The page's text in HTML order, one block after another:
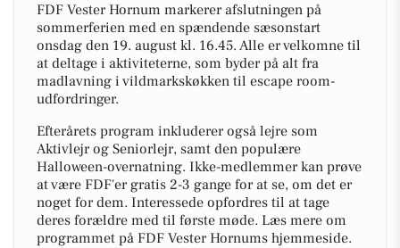
FDF Vester Hornum markerer afslutningen på
sommerferien med en spændende sæsonstart
onsdag den 19. august kl. 16.45. Alle er velkomne til
at deltage i aktiviteterne, som byder på alt fra
madlavning i vildmarkskøkken til escape room-
udfordringer.
Efterårets program inkluderer også lejre som
Aktivlejr og Seniorlejr, samt den populære
Halloween-overnatning. Ikke-medlemmer kan prøve
at være FDF'er gratis 2-3 gange for at se, om det er
noget for dem. Interessede opfordres til at tage
deres forældre med til første møde. Læs mere om
programmet på FDF Vester Hornums hjemmeside.